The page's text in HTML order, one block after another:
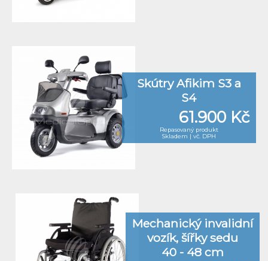
Skútry Afikim S3 a
S4
61.900 Kč
Repasovaný produkt
Skladem | vč. DPH
Mechanický invalidní
vozík, šířky sedu
40 - 48 cm